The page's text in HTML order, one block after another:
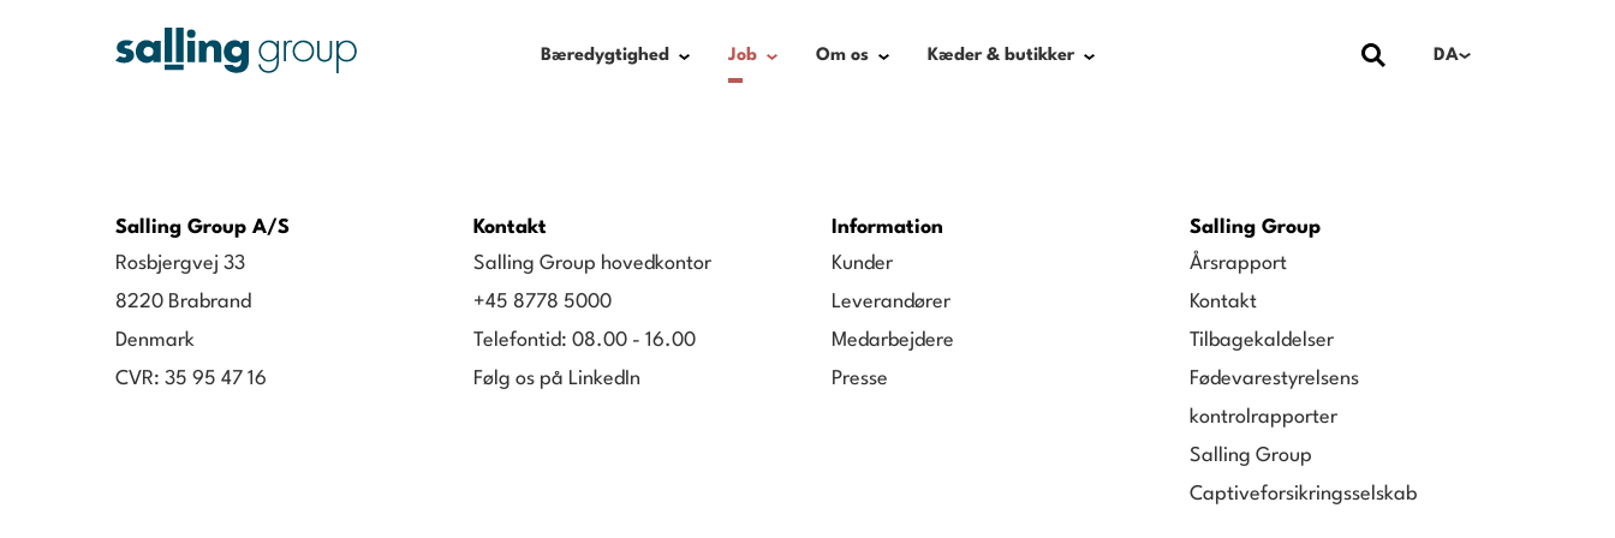
Bæredygtighed Job Om os Kæder & butikker DA
Salling Group A/S
Rosbjergvej 33
8220 Brabrand
Denmark
CVR: 35 95 47 16
Kontakt
Salling Group hovedkontor
+45 8778 5000
Telefontid: 08.00 - 16.00
Følg os på LinkedIn
Information
Kunder
Leverandører
Medarbejdere
Presse
Salling Group
Årsrapport
Kontakt
Tilbagekaldelser
Fødevarestyrelsens
kontrolrapporter
Salling Group
Captiveforsikringsselskab